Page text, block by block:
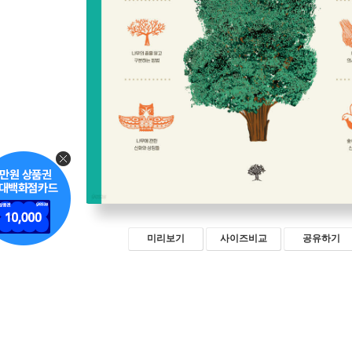
미리보기 사이즈비교 공유하기